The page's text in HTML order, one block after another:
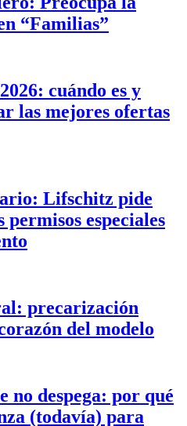
“Familias”
cuándo es y
las mejores ofertas
Lifschitz pide
especiales
precarización
del modelo
no despega: por qué
(todavía) para